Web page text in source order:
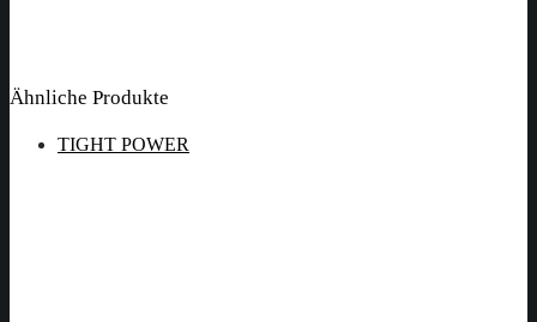
Ähnliche Produkte
TIGHT POWER